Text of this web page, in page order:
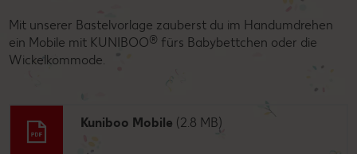
Mit unserer Bastelvorlage zauberst du im Handumdrehen
ein Mobile mit KUNIBOO® fürs Babybettchen oder die
Wickelkommode.
Kuniboo Mobile (2.8 MB)